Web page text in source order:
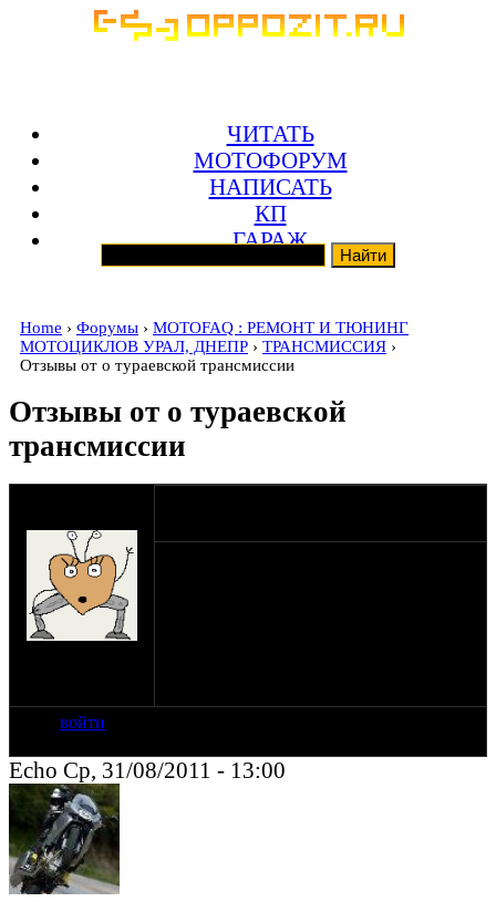
ЧИТАТЬ
МОТОФОРУМ
НАПИСАТЬ
КП
ГАРАЖ
Home › Форумы › MOTOFAQ : РЕМОНТ И ТЮНИНГ
МОТОЦИКЛОВ УРАЛ, ДНЕПР › ТРАНСМИССИЯ ›
Отзывы от о тураевской трансмиссии
Отзывы от о тураевской
трансмиссии
войти
Echo Ср, 31/08/2011 - 13:00